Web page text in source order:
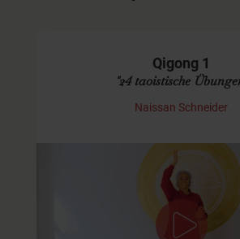
Qigong 1
"24 taoistische
Naissan Schneider
Übungen 1- 12
In diesem Video zeige ich Dir die ersten
insgesamt 24 taoistischen Übungen.
Übungsreihe aus dem Qigong, die ich